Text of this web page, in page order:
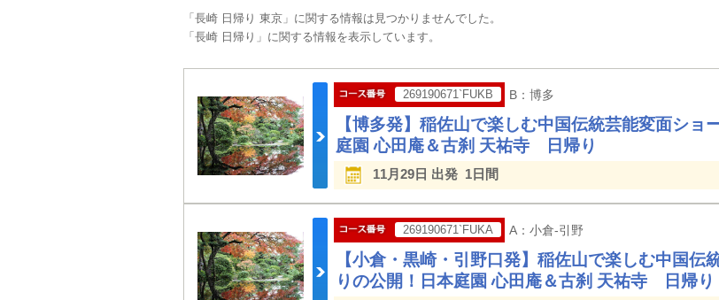
「長崎 日帰り 東京」に関する情報は見つかりませんでした。
「長崎 日帰り」に関する情報を表示しています。
269190671`FUKB B：博多
【博多発】稲佐山で楽しむ中国伝統芸能変面シ
庭園 心田庵＆古刹 天祐寺 日帰り
11月29日 出発 1日間
269190671`FUKA A：小倉-引野
【小倉・黒崎・引野口発】稲佐山で楽しむ中国
りの公開！日本庭園 心田庵＆古刹 天祐寺 日帰り